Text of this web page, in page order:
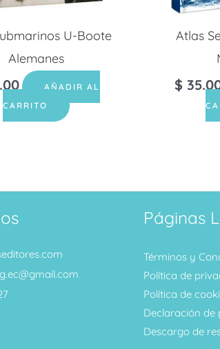
U-Boote
Alemanes
AÑADIR AL
CARRITO
Atlas
$
Páginas
Términos y
Política de
Política de
Declaración de
Descargo de